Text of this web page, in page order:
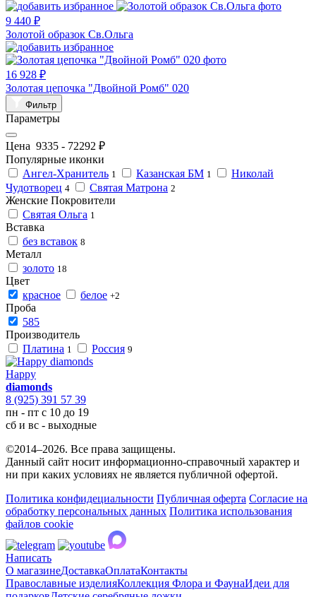
9 440 ₽
Золотой образок Св.Ольга
16 928 ₽
Золотая цепочка "Двойной Ромб" 020
Фильтр
Параметры
Цена 9335 - 72292 ₽
Популярные иконки
Ангел-Хранитель 1 Казанская БМ 1
Николай
Чудотворец 4 Святая Матрона 2
Женские Покровители
Святая Ольга 1
Вставка
без вставок 8
Металл
золото 18
Цвет
красное
белое +2
Проба
585
Производитель
Платина 1 Россия 9
Happy
diamonds
8 (925) 391 57 39
пн - пт с 10 до 19
сб и вс - выходные
©2014–2026. Все права защищены.
Данный сайт носит информационно-справочный характер и
ни при каких условиях не является публичной офертой.
Политика конфидециальности Публичная оферта Согласие на
обработку персональных данных Политика использования
файлов cookie
Написать
О магазинеДоставкаОплатаКонтакты
Православные изделияКоллекция Флора и ФаунаИдеи для